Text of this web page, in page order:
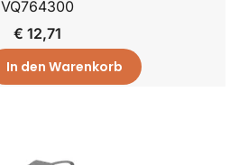
VQ764300
€ 12,71
In den Warenkorb